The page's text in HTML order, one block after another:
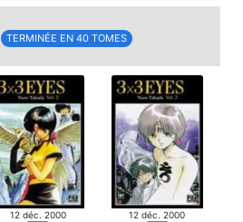
TERMINÉE EN 40 TOMES
12 déc. 2000 12 déc. 2000